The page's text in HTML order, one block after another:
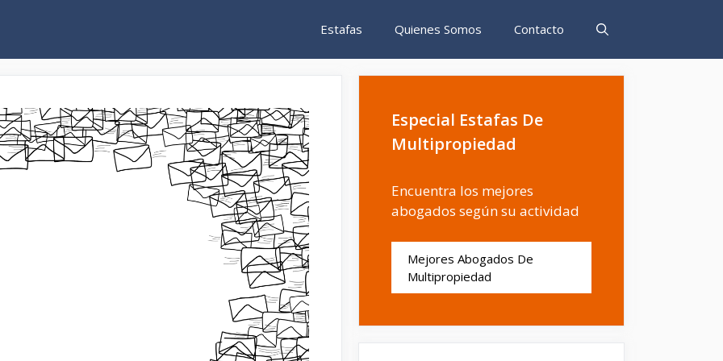
Estafas Quienes Somos Contacto
Especial Estafas De
Multipropiedad
Encuentra los mejores
abogados según su actividad
Mejores Abogados De
Multipropiedad